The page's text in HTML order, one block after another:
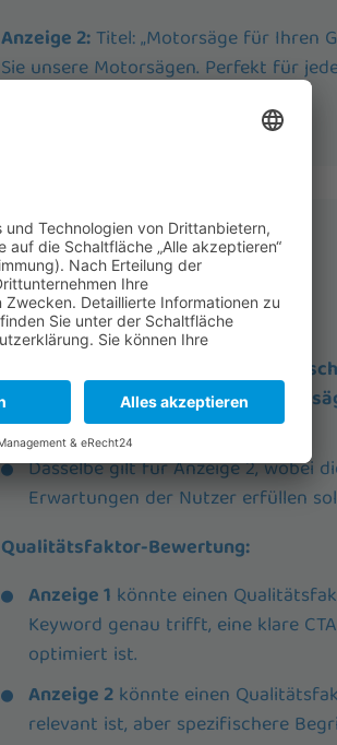
Anzeige 2:Titel: „Motorsäge für Ihren
Sie unsere Motorsägen. Perfekt für
Nutzererfahrung auf der Zielseite
1
direkt die beworbene
Nutzererfahrung.
Dasselbe gilt für Anzeige 2, wobei
Erwartungen der Nutzer erfüllen
Qualitätsfaktor-Bewertung:
Anzeige 1 könnte einen
Keyword genau trifft, eine klare
optimiert ist.
Anzeige 2könnte einen
relevant ist, aber spezifischere